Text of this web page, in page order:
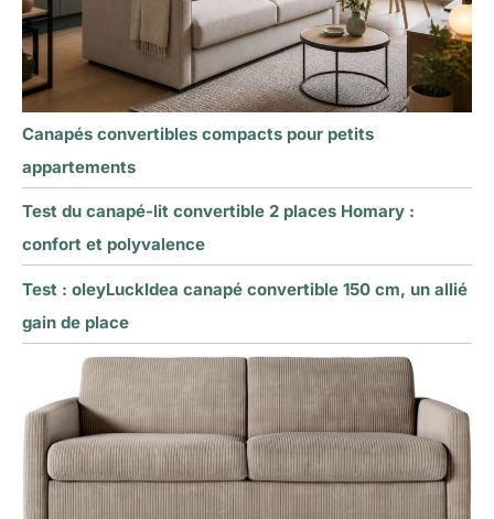
Canapés convertibles compacts pour petits
appartements
Test du canapé-lit convertible 2 places Homary :
confort et polyvalence
Test : oleyLuckIdea canapé convertible 150 cm, un allié
gain de place